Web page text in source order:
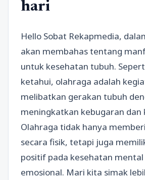
hari
Hello Sobat Rekapmedia,
akan membahas tentang
untuk kesehatan tubuh.
ketahui, olahraga adalah
melibatkan gerakan tubuh
meningkatkan kebugaran dan
Olahraga tidak hanya
secara fisik, tetapi juga
positif pada kesehatan mental
emosional. Mari kita simak